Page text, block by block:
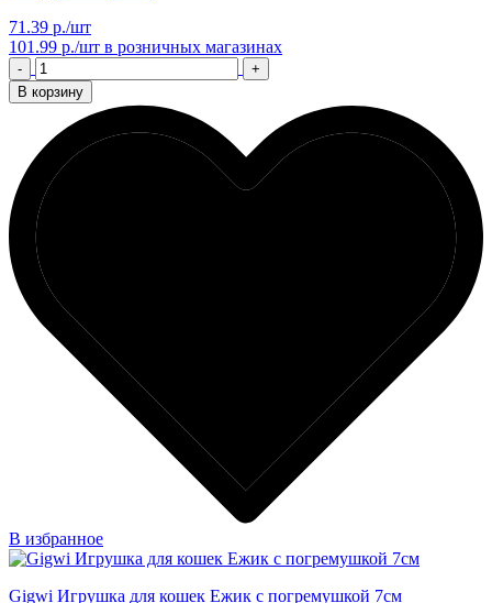
71.39 р./шт
101.99 р./шт в розничных магазинах
-
+
В корзину
В избранное
Gigwi Игрушка для кошек Ежик с погремушкой 7см